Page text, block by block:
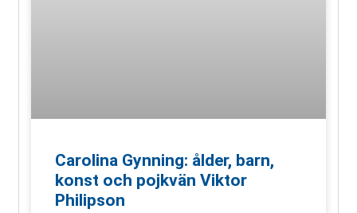
Carolina Gynning: ålder, barn,
konst och pojkvän Viktor
Philipson